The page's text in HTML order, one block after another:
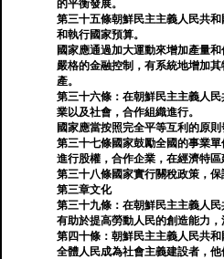
的平衡發展。
第三十五條朝鮮民主主義人民共
和執行國家預算。
國家應通過加大運動來增加產量
嚴格的金融控制，有系統地增加
產。
第三十六條：在朝鮮民主主義人
業以及社會，合作組織進行。
國家應當按照完全平等互利的原則
第三十七條國家鼓勵全國的事業
進行股權，合作企業，在經濟特區
第三十八條國家實行關稅政策，保
第三章文化
第三十九條：在朝鮮民主主義人
有助於提高勞動人民的創造能力，
第四十條：朝鮮民主主義人民共
全體人民成為社會主義建設者，